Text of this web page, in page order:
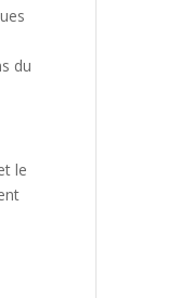
du
le